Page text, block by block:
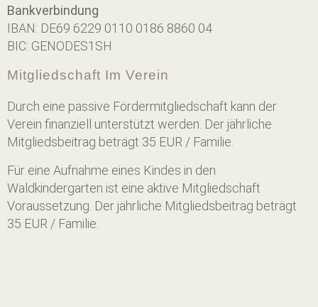
Bankverbindung
IBAN: DE69 6229 0110 0186 8860 04
BIC: GENODES1SH
Mitgliedschaft Im Verein
Durch eine passive Fördermitgliedschaft kann der
Verein finanziell unterstützt werden. Der jährliche
Mitgliedsbeitrag beträgt 35 EUR / Familie.
Für eine Aufnahme eines Kindes in den
Waldkindergarten ist eine aktive Mitgliedschaft
Voraussetzung. Der jährliche Mitgliedsbeitrag beträgt
35 EUR / Familie.